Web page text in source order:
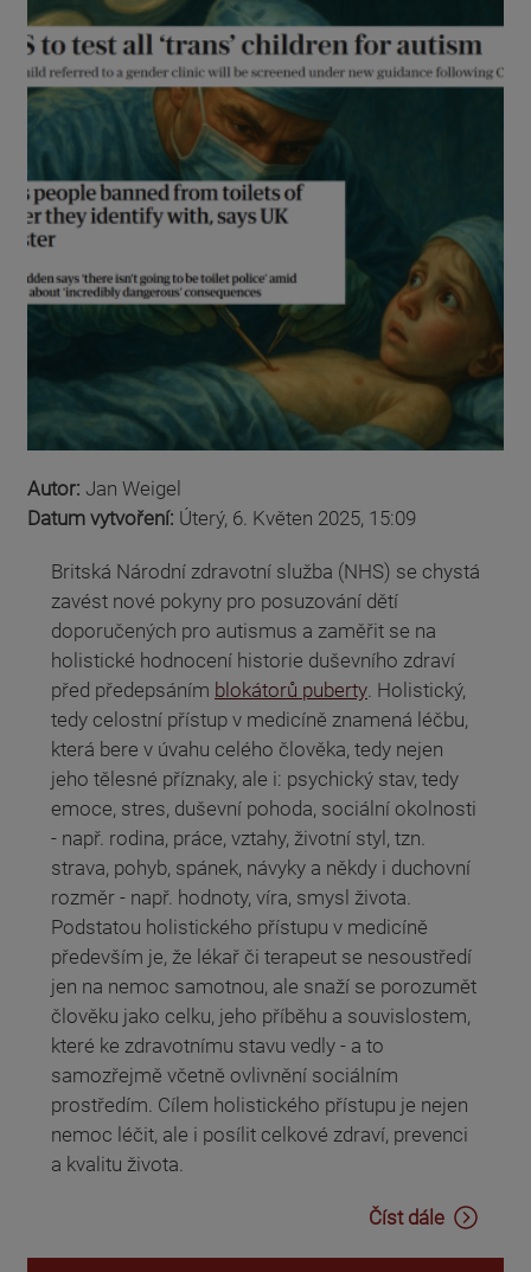
Autor: Jan Weigel
Datum vytvoření: Úterý, 6. Květen 2025, 15:09
Britská Národní zdravotní služba (NHS) se chystá
zavést nové pokyny pro posuzování dětí
doporučených pro autismus a zaměřit se na
holistické hodnocení historie duševního zdraví
před předepsáním blokátorů puberty. Holistický,
tedy celostní přístup v medicíně znamená léčbu,
která bere v úvahu celého člověka, tedy nejen
jeho tělesné příznaky, ale i: psychický stav, tedy
emoce, stres, duševní pohoda, sociální okolnosti
- např. rodina, práce, vztahy, životní styl, tzn.
strava, pohyb, spánek, návyky a někdy i duchovní
rozměr - např. hodnoty, víra, smysl života.
Podstatou holistického přístupu v medicíně
především je, že lékař či terapeut se nesoustředí
jen na nemoc samotnou, ale snaží se porozumět
člověku jako celku, jeho příběhu a souvislostem,
které ke zdravotnímu stavu vedly - a to
samozřejmě včetně ovlivnění sociálním
prostředím. Cílem holistického přístupu je nejen
nemoc léčit, ale i posílit celkové zdraví, prevenci
a kvalitu života.
Číst dále